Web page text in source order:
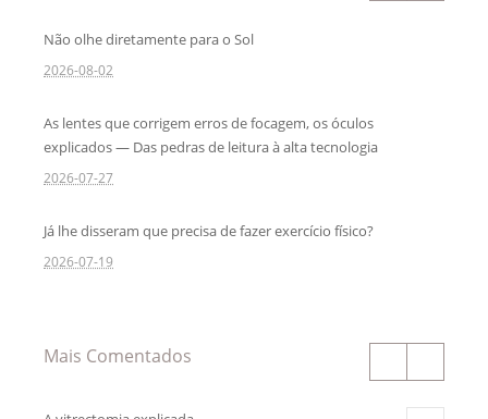
Não olhe diretamente para o Sol
2026-08-02
As lentes que corrigem erros de focagem, os óculos
explicados — Das pedras de leitura à alta tecnologia
2026-07-27
Já lhe disseram que precisa de fazer exercício físico?
2026-07-19
Mais Comentados